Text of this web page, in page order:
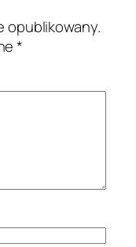
opublikowany.
*